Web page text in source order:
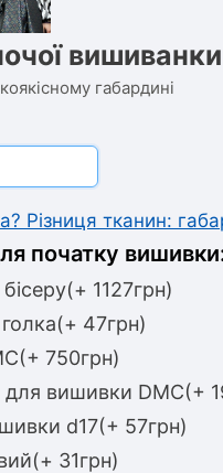
габардині
Різниця тканин:
початку
1127грн)
голка(+ 47грн)
750грн)
для вишивки DMC(+
d17(+ 57грн)
31грн)